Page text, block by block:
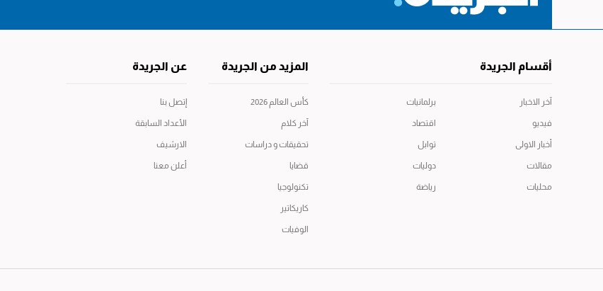
أقسام الجريدة
آخر الاخبار
فيديو
أخبار الاولى
مقالات
محليات
برلمانيات
اقتصاد
توابل
دوليات
رياضة
المزيد من الجريدة
كأس العالم 2026
آخر كلام
تحقيقات و دراسات
قضايا
تكنولوجيا
كاريكاتير
الوفيات
عن الجريدة
إتصل بنا
الأعداد السابقة
الارشيف
أعلن معنا